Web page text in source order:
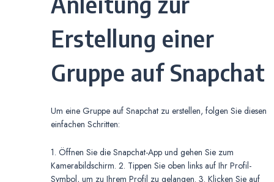
Erstellung einer
Gruppe auf Snapchat
Um eine Gruppe auf Snapchat zu erstellen, folgen Sie diesen
einfachen Schritten:
1. Öffnen Sie die Snapchat-App und gehen Sie zum
Kamerabildschirm. 2. Tippen Sie oben links auf Ihr Profil-
Symbol, um zu Ihrem Profil zu gelangen. 3. Klicken Sie auf